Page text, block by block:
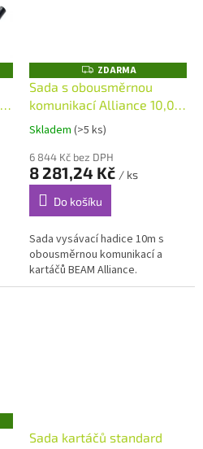
Z
D
A
R
A
ZDARMA
Sada s obousměrnou
komunikací Alliance 10,0
m
Skladem (>5 ks)
6 844 Kč bez DPH
8 281,24 Kč / ks
Do košíku
Sada vysávací hadice 10m s
obousměrnou komunikací a
kartáčů BEAM Alliance.
Sada kartáčů standard